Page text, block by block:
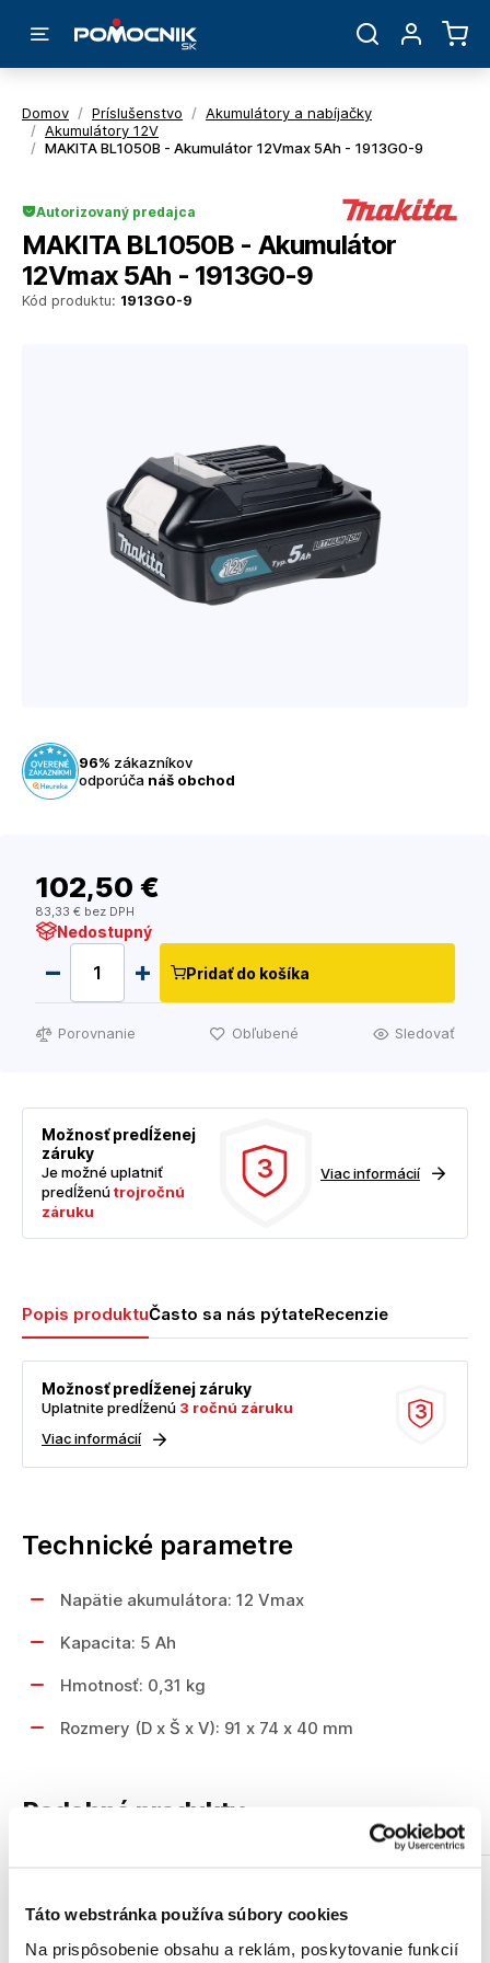
Táto webstránka používa súbory cookies
Na prispôsobenie obsahu a reklám, poskytovanie funkcií
Domov / Príslušenstvo / Akumulátory a nabíjačky
/ Akumulátory 12V
/ MAKITA BL1050B - Akumulátor 12Vmax 5Ah - 1913G0-9
Kód produktu: 1913G0-9
Autorizovaný predajca
MAKITA BL1050B - Akumulátor
12Vmax 5Ah - 1913G0-9
96% zákazníkov
odporúča náš obchod
102,50 €
83,33 € bez DPH
Nedostupný
Pridať do košíka
Porovnanie Obľubené Sledovať
Možnosť predĺženej
záruky
Je možné uplatniť
predĺženútrojročnú
záruku
3 Viac informácií
Popis produktuČasto sa nás pýtateRecenzie
3
Možnosť predĺženej záruky
Uplatnite predĺženú 3 ročnú záruku
Viac informácií
Technické parametre
Napätie akumulátora: 12 Vmax
Kapacita: 5 Ah
Hmotnosť: 0,31 kg
Rozmery (D x Š x V): 91 x 74 x 40 mm
Podobné produkty